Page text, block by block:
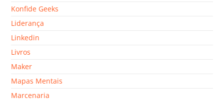
Konfide Geeks
Liderança
Linkedin
Livros
Maker
Mapas Mentais
Marcenaria